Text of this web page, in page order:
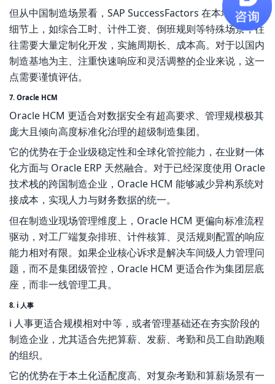
但从中国制造场景看，SAP SuccessFactors 在本地化制造
细节上，如综合工时、计件工资、倒班规则等特殊场景，往
往需要大量定制化开发，实施周期长、成本高。对于以国内
制造基地为主、注重快速响应和灵活调整的企业来说，这一
点需要谨慎评估。
7. Oracle HCM
Oracle HCM 更适合对数据安全有超高要求、管理规模极其
庞大且倾向高度标准化治理的超级制造集团。
它的优势在于企业级稳定性和全球化管控能力，在业财一体
化方面与 Oracle ERP 天然融合。对于已经深度使用 Oracle
技术栈的跨国制造企业，Oracle HCM 能够减少异构系统对
接成本，实现人力与财务数据的统一。
但在制造业现场管理维度上，Oracle HCM 更偏向标准流程
驱动，对工厂端复杂排班、计件核算、灵活规则配置的响应
能力相对有限。如果企业核心诉求是解决车间级人力管理问
题，而不是集团级管控，Oracle HCM 更适合作为集团层底
座，而非一线管理工具。
8. i 人事
i 人事更适合规模相对中等，或者管理基础还在夯实阶段的
制造企业，尤其适合先把算薪、发薪、考勤和员工自助跑顺
的组织。
它的优势在于本土化适配度高、对复杂考勤和算薪场景有一